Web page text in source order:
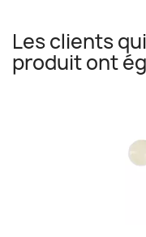
Les clients
produit ont